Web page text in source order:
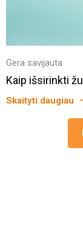
Gera savijauta
Kaip išsirinkti
Skaityti daugiau